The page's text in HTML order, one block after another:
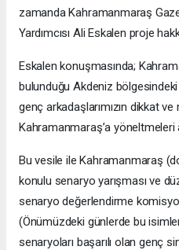
zamanda Kahramanmaraş
Yardımcısı Ali Eskalen proje
Eskalen konuşmasında;
bulunduğu Akdeniz
genç arkadaşlarımızın dikkat
Kahramanmaraş’a yöneltmeleri
Bu vesile ile Kahramanmaraş
konulu senaryo yarışması ve
senaryo değerlendirme
(Önümüzdeki günlerde bu
senaryoları başarılı olan genç